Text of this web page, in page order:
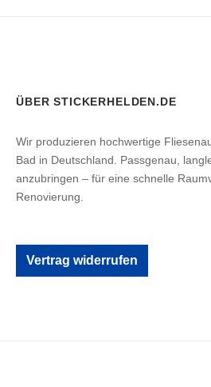
ÜBER STICKERHELDEN.DE
Wir produzieren hochwertige
Bad in Deutschland. Passgenau,
anzubringen – für eine schnelle
Renovierung.
Vertrag widerrufen